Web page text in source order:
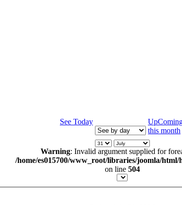
See Today
this month
Warning: Invalid argument supplied for
/home/es015700/www_root/libraries/joomla/html/
on line 504